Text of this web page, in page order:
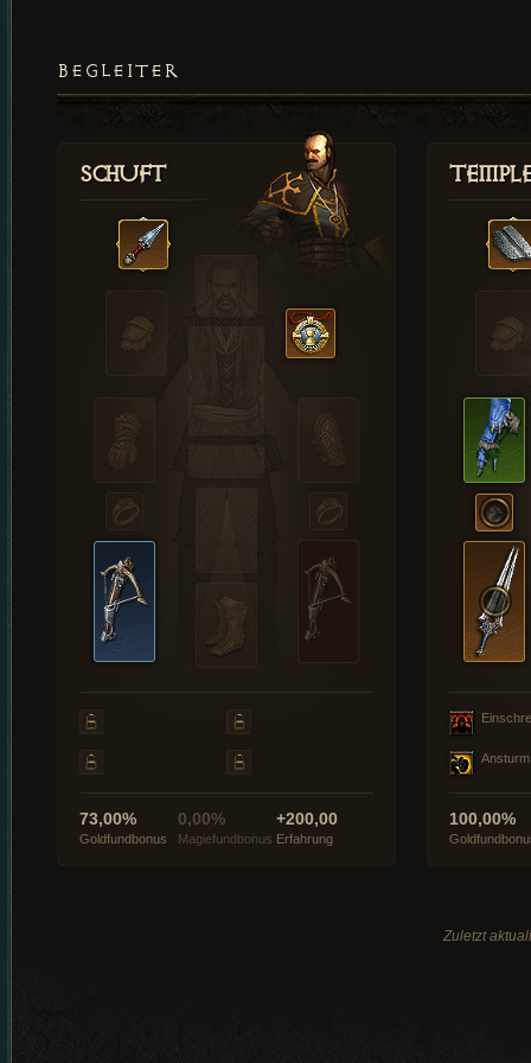
BEGLEITER
Schuft
73,00%
Goldfundbonus
0,00%
Magiefundbonus
+200,00
Erfahrung
Ansturm
100,00%
Zuletzt